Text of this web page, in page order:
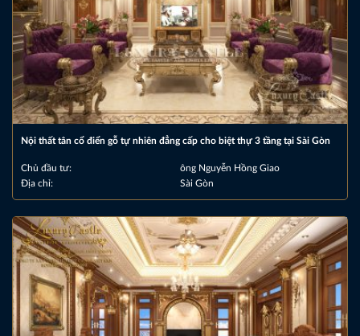
Nội thất tân cổ điển gỗ tự nhiên đẳng cấp cho biệt thự 3 tầng tại Sài Gòn
Chủ đầu tư:
ông Nguyễn Hồng Giao
Địa chỉ:
Sài Gòn